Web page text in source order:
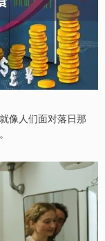
像人们面对落日那